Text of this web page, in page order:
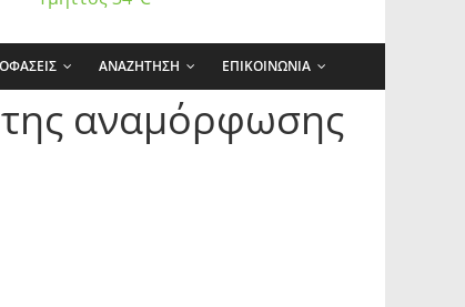
ΑΝΑΖΗΤΗΣΗ ΕΠΙΚΟΙΝΩΝΙΑ
της αναμόρφωσης